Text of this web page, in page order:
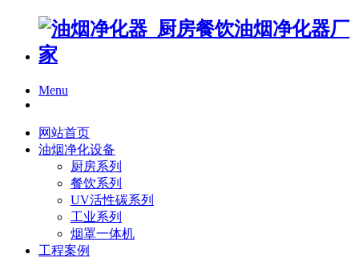
Menu
网站首页
油烟净化设备
厨房系列
餐饮系列
UV活性碳系列
工业系列
烟罩一体机
工程案例